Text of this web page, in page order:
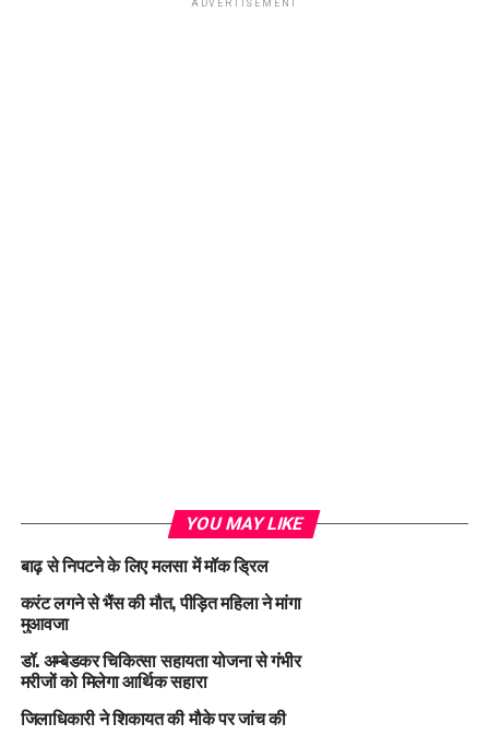
ADVERTISEMENT
YOU MAY LIKE
बाढ़ से निपटने के लिए मलसा में मॉक ड्रिल
करंट लगने से भैंस की मौत, पीड़ित महिला ने मांगा
मुआवजा
डॉ. अम्बेडकर चिकित्सा सहायता योजना से गंभीर
मरीजों को मिलेगा आर्थिक सहारा
जिलाधिकारी ने शिकायत की मौके पर जांच की